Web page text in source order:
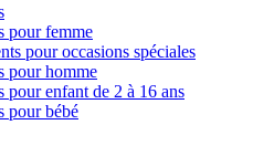
pour femme
pour occasions spéciales
pour homme
pour enfant de 2 à 16 ans
pour bébé